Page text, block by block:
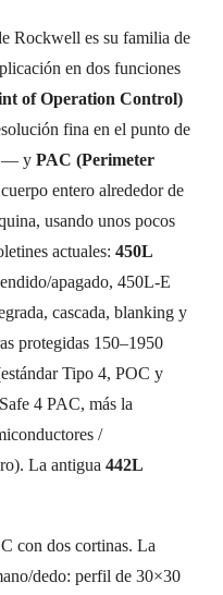
Rockwell es su familia de
en dos funciones
of Operation Control)
fina en el punto de
— y PAC (Perimeter
entero alrededor de
usando unos pocos
actuales: 450L
apagado, 450L-E
cascada, blanking y
protegidas 150–1950
Tipo 4, POC y
4 PAC, más la
/
La antigua 442L
con dos cortinas. La
dedo: perfil de 30×30